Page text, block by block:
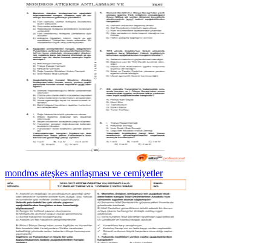
mondros ateşkes antlaşması ve cemiyetler